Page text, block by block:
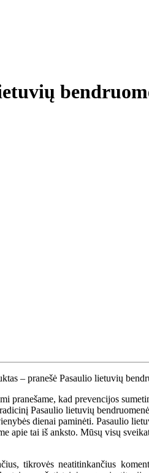
– pranešė Pasaulio lietuvių
pranešame, kad prevencijos
Pasaulio lietuvių
dienai paminėti. Pasaulio
apie tai iš anksto. Mūsų visų
tikrovės neatitinkančius